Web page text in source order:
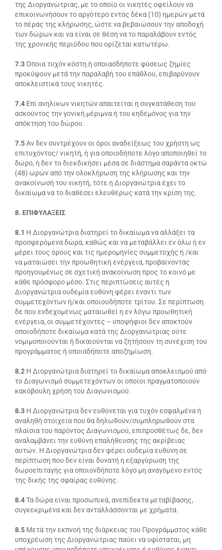
της Διοργανώτριας, με το οποίο οι νικητές οφείλουν να
επικοινωνήσουν το αργότερο εντός δέκα (10) ημερών μετά
το πέρας της κλήρωσης, ώστε να βεβαιώσουν την αποδοχή
των δώρων και να είναι σε θέση να το παραλάβουν εντός
της χρονικής περιόδου που ορίζεται κατωτέρω.
7.3Όποια τυχόν κόστη ή οποιασδήποτε φύσεως ζημίες
προκύψουν μετά την παραλαβή του επάθλου, επιβαρύνουν
αποκλειστικά τους νικητές.
7.4 Επί ανηλίκων νικητών απαιτείται η συγκατάθεση του
ασκούντος την γονική μέριμνα ή του κηδεμόνος για την
απόκτηση του δώρου.
7.5Αν δεν συντρέχουν οι όροι αναδείξεως του χρήστη ως
επιτυχόντος/ νικητή, ή για οποιοδήποτε λόγο αποποιηθεί το
δώρο, ή δεν το διεκδικήσει μέσα σε διάστημα σαράντα οκτώ
(48) ωρών από την ολοκλήρωση της κλήρωσης και την
ανακοίνωσή του νικητή, τότε η Διοργανώτρια έχει το
δικαίωμα να το διαθέσει ελευθέρως κατά την κρίση της.
8. ΕΠΙΦΥΛΑΞΕΙΣ
8.1 Η Διοργανώτρια διατηρεί το δικαίωμα να αλλάξει τα
προσφερόμενα δώρα, καθώς και να μεταβάλλει εν όλω ή εν
μέρει τους όρους και τις ημερομηνίες συμμετοχής ή /και
να ματαιώσει την προωθητική ενέργεια, προβαίνοντας
προηγουμένως σε σχετική ανακοίνωση προς το κοινό με
κάθε πρόσφορο μέσο. Στις περιπτώσεις αυτές η
Διοργανώτρια ουδεμία ευθύνη φέρει έναντι των
συμμετεχόντων ή/και οποιουδήποτε τρίτου. Σε περίπτωση
δε που ενδεχομένως ματαιωθεί η εν λόγω προωθητική
ενέργεια, οι συμμετέχοντες – υποψήφιοι δεν αποκτούν
οποιοδήποτε δικαίωμα κατά της Διοργανώτριας ούτε
νομιμοποιούνται ή δικαιούνται να ζητήσουν τη συνέχιση του
προγράμματος ή οποιαδήποτε αποζημίωση.
8.2 Η Διοργανώτρια διατηρεί το δικαίωμα αποκλεισμού από
το Διαγωνισμό συμμετεχόντων οι οποίοι πραγματοποιούν
κακόβουλη χρήση του Διαγωνισμού.
8.3 Η Διοργανώτρια δεν ευθύνεται για τυχόν εσφαλμένα ή
αναληθή στοιχεία που θα δηλωθούν/συμπληρωθούν στα
πλαίσια του παρόντος Διαγωνισμού, επιπροσθέτως δε, δεν
αναλαμβάνει την ευθύνη επαλήθευσης της ακρίβειας
αυτών. Η Διοργανώτρια δεν φέρει ουδεμία ευθύνη σε
περίπτωση που δεν είναι δυνατή η εξαργύρωση της
δωροεπιταγής για οποιονδήποτε λόγο μη αναγόμενο εντός
της δικής της σφαίρας ευθύνης.
8.4Τα δώρα είναι προσωπικά, ανεπίδεκτα μεταβίβασης,
συγκεκριμένα και δεν ανταλλάσσονται με χρήματα.
8.5 Μετά την εκπνοή της διάρκειας του Προγράμματος κάθε
υποχρέωση της Διοργανώτριας παύει να υφίσταται, μη